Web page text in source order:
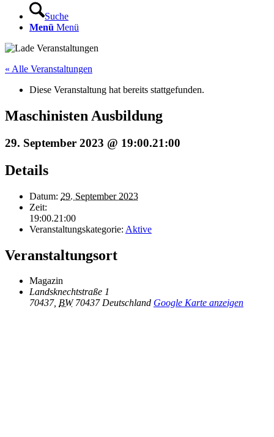
Suche
Menü Menü
« Alle Veranstaltungen
Diese Veranstaltung hat bereits stattgefunden.
Maschinisten Ausbildung
29. September 2023 @ 19:00.21:00
Details
Datum: 29. September 2023
Zeit:
19:00.21:00
Veranstaltungskategorie: Aktive
Veranstaltungsort
Magazin
Landsknechtstraße 1
70437, BW 70437 Deutschland Google Karte anzeigen